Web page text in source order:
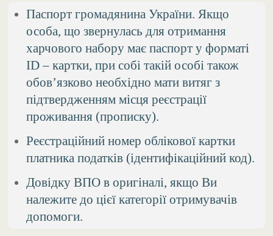
Паспорт громадянина України. Якщо
особа, що звернулась для отримання
харчового набору має паспорт у форматі
ID – картки, при собі такій особі також
обов’язково необхідно мати витяг з
підтвердженням місця реєстрації
проживання (прописку).
Реєстраційний номер облікової картки
платника податків (ідентифікаційний код).
Довідку ВПО в оригіналі, якщо Ви
належите до цієї категорії отримувачів
допомоги.